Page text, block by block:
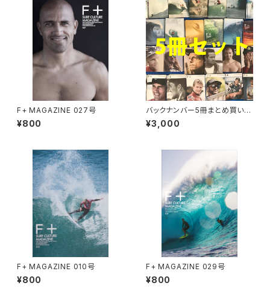
F+ MAGAZINE 027号
¥800
バックナンバー5冊まとめ買い割
引パック
¥3,000
F+ MAGAZINE 010号
¥800
F+ MAGAZINE 029号
¥800